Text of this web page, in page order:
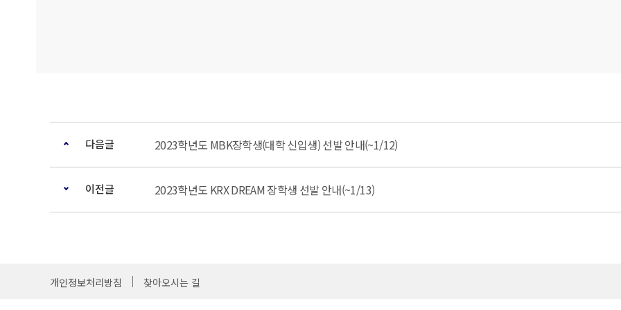
다음글 2023학년도 MBK장학생(대학 신입생) 선발 안내(~1/12)
이전글 2023학년도 KRX DREAM 장학생 선발 안내(~1/13)
개인정보처리방침 찾아오시는 길